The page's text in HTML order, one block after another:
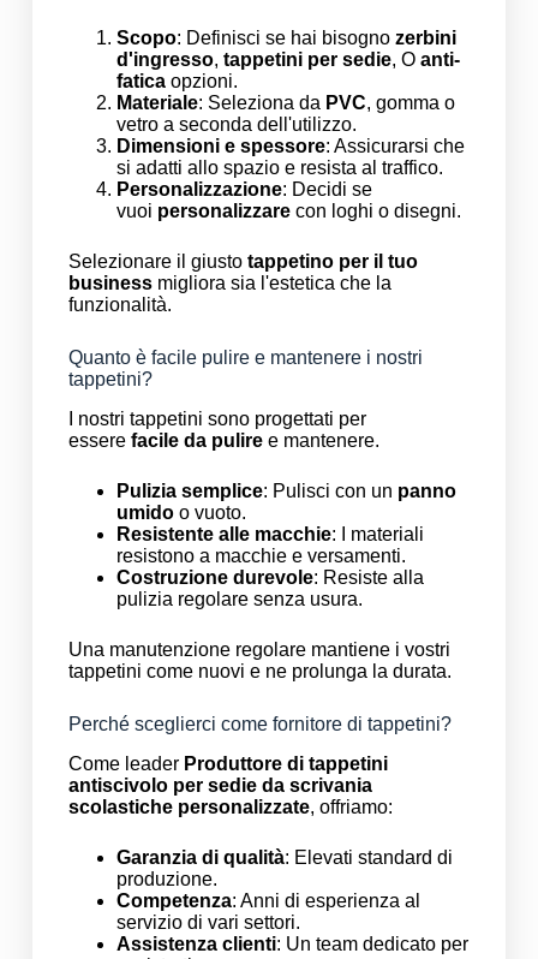
Scopo: Definisci se hai bisogno zerbini
d'ingresso, tappetini per sedie, O anti-
faticaopzioni.
Materiale: Seleziona da PVC, gomma o
vetro a seconda dell'utilizzo.
Dimensioni e spessore: Assicurarsi che
si adatti allo spazio e resista al traffico.
Personalizzazione: Decidi se
vuoi personalizzarecon loghi o disegni.
Selezionare il giusto tappetino per il tuo
businessmigliora sia l'estetica che la
funzionalità.
Quanto è facile pulire e mantenere i nostri
tappetini?
I nostri tappetini sono progettati per
essere facile da puliree mantenere.
Pulizia semplice: Pulisci con un panno
umidoo vuoto.
Resistente alle macchie: I materiali
resistono a macchie e versamenti.
Costruzione durevole: Resiste alla
pulizia regolare senza usura.
Una manutenzione regolare mantiene i vostri
tappetini come nuovi e ne prolunga la durata.
Perché sceglierci come fornitore di tappetini?
Come leader Produttore di tappetini
antiscivolo per sedie da scrivania
scolastiche personalizzate, offriamo:
Garanzia di qualità: Elevati standard di
produzione.
Competenza: Anni di esperienza al
servizio di vari settori.
Assistenza clienti: Un team dedicato per